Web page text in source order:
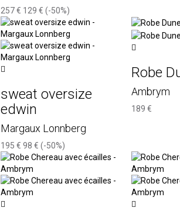
257 € 129 € (-50%)
sweat oversize
edwin
Margaux Lonnberg
195 € 98 € (-50%)
Robe
Ambrym
189 €